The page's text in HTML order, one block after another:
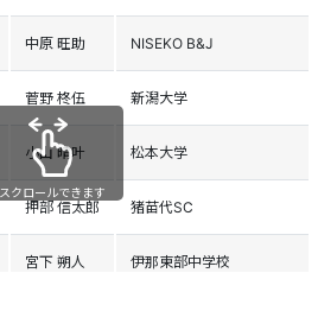
中原 旺助 NISEKO B&J
菅野 柊伍 新潟大学
小山 晴叶 松本大学
押部 信太郎 猪苗代SC
宮下 朔人 伊那東部中学校
スクロールできます